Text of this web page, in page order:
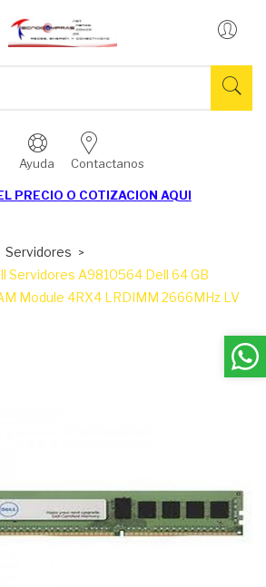
Ayuda Contactanos
PRECIO O COTIZACION AQUI
Servidores
Servidores A9810564 Dell 64 GB
Module 4RX4 LRDIMM 2666MHz LV